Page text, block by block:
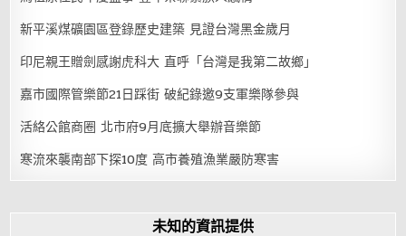
新平溪煤礦園區登錄歷史建築 見證台灣黑金歲月
印尼親王贈劍感謝虎科大 直呼「台灣是我第二故鄉」
嘉市國際管樂節21日踩街 破紀錄邀9支軍樂隊參與
活絡公館商圈 北市府9月底擴大舉辦音樂節
寒流來襲南部下探10度 高市養殖漁業嚴防寒害
未知的資訊提供